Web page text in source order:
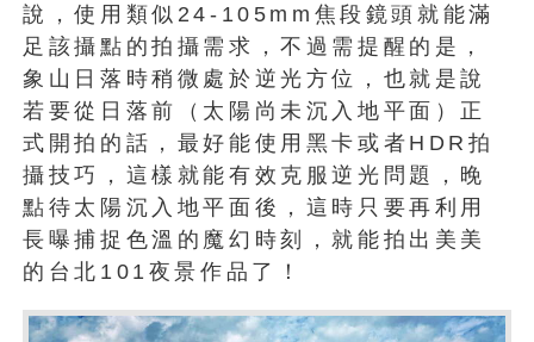
說，使用類似24-105mm焦段鏡頭就能滿
足該攝點的拍攝需求，不過需提醒的是，
象山日落時稍微處於逆光方位，也就是說
若要從日落前（太陽尚未沉入地平面）正
式開拍的話，最好能使用黑卡或者HDR拍
攝技巧，這樣就能有效克服逆光問題，晚
點待太陽沉入地平面後，這時只要再利用
長曝捕捉色溫的魔幻時刻，就能拍出美美
的台北101夜景作品了！